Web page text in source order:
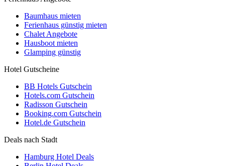
Baumhaus mieten
Ferienhaus günstig mieten
Chalet Angebote
Hausboot mieten
Glamping günstig
Hotel Gutscheine
BB Hotels Gutschein
Hotels.com Gutschein
Radisson Gutschein
Booking.com Gutschein
Hotel.de Gutschein
Deals nach Stadt
Hamburg Hotel Deals